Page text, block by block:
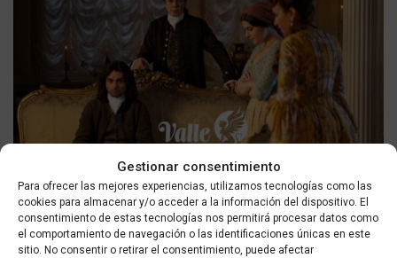
Gestionar consentimiento
Para ofrecer las mejores experiencias, utilizamos tecnologías como las
cookies para almacenar y/o acceder a la información del dispositivo. El
consentimiento de estas tecnologías nos permitirá procesar datos como
el comportamiento de navegación o las identificaciones únicas en este
sitio. No consentir o retirar el consentimiento, puede afectar
Valle Salvaje: avance del episodio para hoy, jueves 6 de
agosto de 2026
PORMASQUEALDIA UTMEDIOS 06/08/2026